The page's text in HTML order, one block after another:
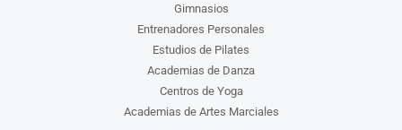
Gimnasios
Entrenadores Personales
Estudios de Pilates
Academias de Danza
Centros de Yoga
Academias de Artes Marciales